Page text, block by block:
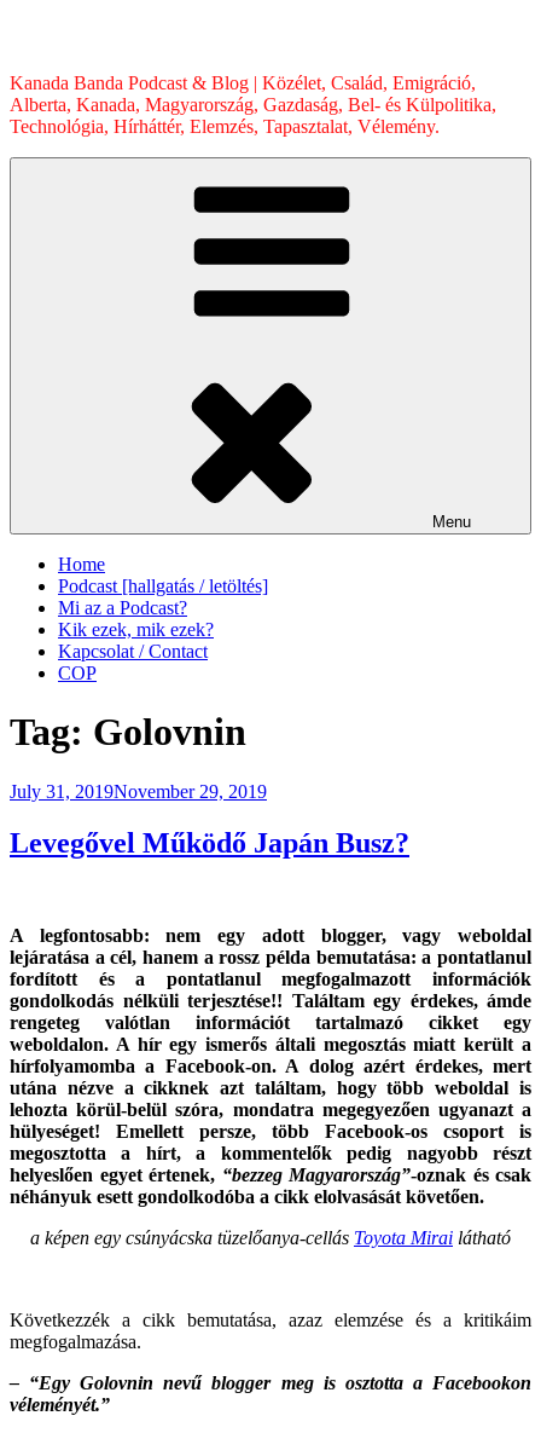
Kanada Banda Podcast & Blog | Közélet, Család, Emigráció,
Alberta, Kanada, Magyarország, Gazdaság, Bel- és Külpolitika,
Technológia, Hírháttér, Elemzés, Tapasztalat, Vélemény.
Menu
Home
Podcast [hallgatás / letöltés]
Mi az a Podcast?
Kik ezek, mik ezek?
Kapcsolat / Contact
COP
Tag: Golovnin
Posted
July 31, 2019November 29, 2019
Levegővel Működő Japán Busz?
A legfontosabb: nem egy adott blogger, vagy weboldal
lejáratása a cél, hanem a rossz példa bemutatása: a pontatlanul
fordított és a pontatlanul megfogalmazott információk
gondolkodás nélküli terjesztése!! Találtamegy érdekes, ámde
rengeteg valótlan információt tartalmazó cikket egy
weboldalon. A hír egy ismerős általi megosztás miatt került a
hírfolyamomba a Facebook-on. A dolog azért érdekes, mert
utána nézve a cikknek azt találtam, hogy több weboldal is
lehozta körül-belül szóra, mondatra megegyezően ugyanazt a
hülyeséget! Emellett persze, több Facebook-os csoport is
megosztotta a hírt, a kommentelők pedig nagyobb részt
helyeslően egyet értenek, “bezzeg Magyarország”-oznak és csak
néhányuk esett gondolkodóba a cikk elolvasását követően.
a képen egy csúnyácska tüzelőanya-cellás Toyota Mirai látható
Következzék a cikk bemutatása, azaz elemzése és a kritikáim
megfogalmazása.
– “Egy Golovnin nevű blogger meg is osztotta a Facebookon
véleményét.”